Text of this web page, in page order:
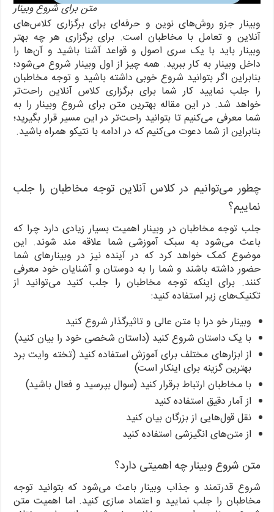
متن برای شروع وبینار
وبینار جزو روش‌های نوین و حرفه‌ای برای برگزاری کلاس‌های
آنلاین و تعامل با مخاطبان است. برای برگزاری هر چه بهتر
وبینار باید با یک سری اصول و قواعد آشنا باشید و آن‌ها را
داخل وبینار به کار ببرید. همه چیز از اول وبینار شروع می‌شود؛
بنابراین اگر بتوانید شروع خوبی داشته باشید و توجه مخاطبان
را جلب نمایید کار شما برای برگزاری کلاس آنلاین راحت‌تر
خواهد شد. در این مقاله بهترین متن برای شروع وبینار را به
شما معرفی می‌کنیم تا بتوانید راحت‌تر در این مسیر قرار بگیرید؛
بنابراین از شما دعوت می‌کنیم که در ادامه با نتیکو همراه باشید.
چطور می‌توانیم در کلاس آنلاین توجه مخاطبان را جلب
نماییم؟
جلب توجه مخاطبان در وبینار اهمیت بسیار زیادی دارد چرا که
باعث می‌شود به سبک آموزشی شما علاقه مند شوند. این
موضوع کمک خواهد کرد که در آینده نیز در وبینارهای شما
حضور داشته باشند و شما را به دوستان و آشنایان خود معرفی
کنند. برای اینکه توجه مخاطبان را جلب کنید می‌توانید از
تکنیک‌های زیر استفاده کنید:
وبینار خو درا با متن عالی و تاثیرگذار شروع کنید
با یک داستان شروع کنید (داستان شخصی خود را بیان کنید)
از ابزارهای مختلف برای آموزش استفاده کنید (تخته وایت برد
بهترین گزینه برای اینکار است)
با مخاطبان ارتباط برقرار کنید (سوال بپرسید و فعال باشید)
از آمار دقیق استفاده کنید
نقل قول‌هایی از بزرگان بیان کنید
از متن‌های انگیزشی استفاده کنید
متن شروع وبینار چه اهمیتی دارد؟
شروع قدرتمند و جذاب وبینار باعث می‌شود که بتوانید توجه
مخاطبان را جلب نمایید و اعتماد سازی کنید. اما اهمیت متن